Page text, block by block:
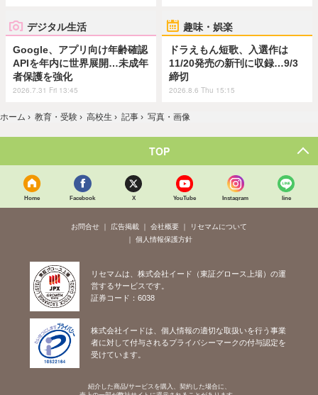
デジタル生活
Google、アプリ向け年齢確認
APIを年内に世界展開…未成年
者保護を強化
2026.7.31 Fri 13:45
趣味・娯楽
ドラえもん短歌、入選作は
11/20発売の新刊に収録…9/3
締切
2026.8.6 Thu 15:15
ホーム › 教育・受験 › 高校生 › 記事 › 写真・画像
TOP
Home Facebook X YouTube Instagram line
お問合せ 広告掲載 会社概要
リセマムについて
個人情報保護方針
リセマムは、株式会社イード（東証グロース上場）の運
営するサービスです。
証券コード：6038
株式会社イードは、個人情報の適切な取扱いを行う事業
者に対して付与されるプライバシーマークの付与認定を
受けています。
紹介した商品/サービスを購入、契約した場合に、